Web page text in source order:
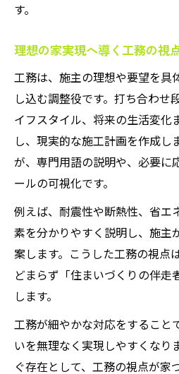
正確な用語理解が工
工務が語る用語誤用
用語選定が信頼でき
工務店との面談時に
工務店が重視する着実な
工務が実践する着実
工務が守る現場ルー
着実な施工を実現す
信頼される工務店の
す。
理想の家実現へ導く工務の視
工務は、施主の理想や要望を具
し込む調整役です。打ち合わせ
イフスタイル、将来の生活変化
し、現実的な施工計画を作成し
が、専門用語の説明や、必要に
ールの可視化です。
例えば、耐震性や断熱性、省エ
素を分かりやすく説明し、施主
案します。こうした工務の視点
どまらず「住まいづくりの伴走
します。
工務が細やかな対応をすること
いを無理なく実現しやすくなり
ぐ存在として、工務の視点が家